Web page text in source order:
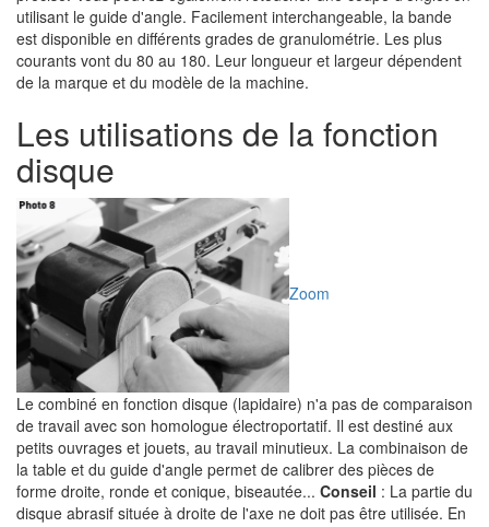
utilisant le guide d'angle. Facilement interchangeable, la bande
est disponible en différents grades de granulométrie. Les plus
courants vont du 80 au 180. Leur longueur et largeur dépendent
de la marque et du modèle de la machine.
Les utilisations de la fonction
disque
Zoom
Le combiné en fonction disque (lapidaire) n'a pas de comparaison
de travail avec son homologue électroportatif. Il est destiné aux
petits ouvrages et jouets, au travail minutieux. La combinaison de
la table et du guide d'angle permet de calibrer des pièces de
forme droite, ronde et conique, biseautée... Conseil : La partie du
disque abrasif située à droite de l'axe ne doit pas être utilisée. En